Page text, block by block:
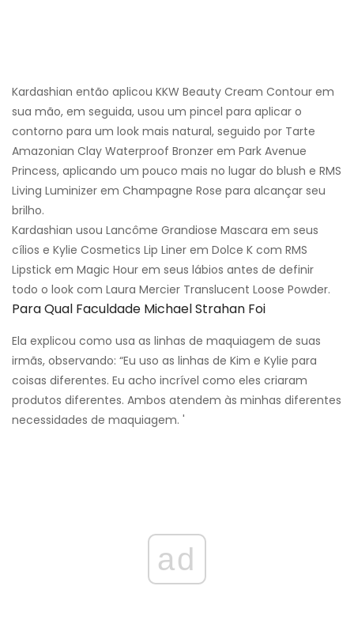
Kardashian então aplicou KKW Beauty Cream Contour em
sua mão, em seguida, usou um pincel para aplicar o
contorno para um look mais natural, seguido por Tarte
Amazonian Clay Waterproof Bronzer em Park Avenue
Princess, aplicando um pouco mais no lugar do blush e RMS
Living Luminizer em Champagne Rose para alcançar seu
brilho.
Kardashian usou Lancôme Grandiose Mascara em seus
cílios e Kylie Cosmetics Lip Liner em Dolce K com RMS
Lipstick em Magic Hour em seus lábios antes de definir
todo o look com Laura Mercier Translucent Loose Powder.
Para Qual Faculdade Michael Strahan Foi
Ela explicou como usa as linhas de maquiagem de suas
irmãs, observando: “Eu uso as linhas de Kim e Kylie para
coisas diferentes. Eu acho incrível como eles criaram
produtos diferentes. Ambos atendem às minhas diferentes
necessidades de maquiagem. '
ad